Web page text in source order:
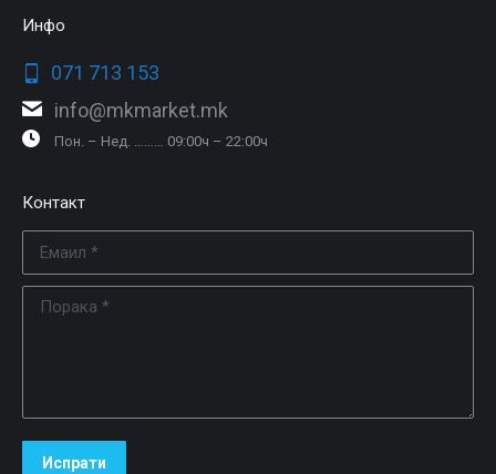
Инфо
071 713 153
info@mkmarket.mk
Пон. – Нед. ……… 09:00ч – 22:00ч
Контакт
Порака *
Испрати